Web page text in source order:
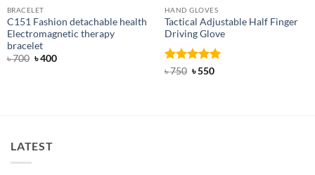
BRACELET
C151 Fashion detachable health
Electromagnetic therapy
bracelet
৳700 Original
৳400Current
HAND GLOVES
Tactical Adjustable Half Finger
Driving Glove
Rated5
৳750 Original
৳550Current
LATEST